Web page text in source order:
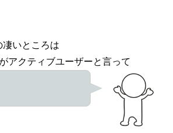
凄いところは
アクティブユーザーと言って